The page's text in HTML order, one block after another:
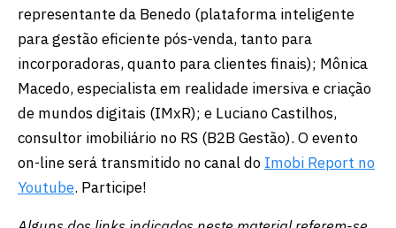
representante da Benedo (plataforma inteligente
para gestão eficiente pós-venda, tanto para
incorporadoras, quanto para clientes finais); Mônica
Macedo, especialista em realidade imersiva e criação
de mundos digitais (IMxR); e Luciano Castilhos,
consultor imobiliário no RS (B2B Gestão). O evento
on-line será transmitido no canal do Imobi Report no
Youtube. Participe!